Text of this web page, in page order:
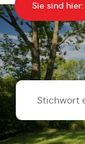
Sie sind hier: